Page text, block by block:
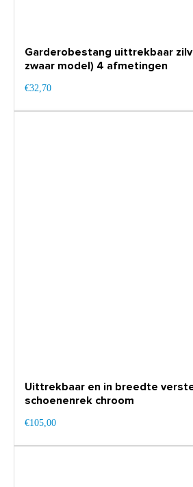
Garderobestang uittrekbaar
zwaar model) 4 afmetingen
€32,70
Uittrekbaar en in breedte
schoenenrek chroom
€105,00